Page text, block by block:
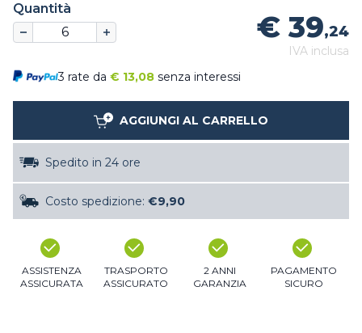
Quantità
€ 39,24
IVA inclusa
3 rate da € 13,08 senza interessi
AGGIUNGI AL CARRELLO
Spedito in 24 ore
Costo spedizione: €9,90
ASSISTENZA
ASSICURATA
TRASPORTO
ASSICURATO
2 ANNI
GARANZIA
PAGAMENTO
SICURO